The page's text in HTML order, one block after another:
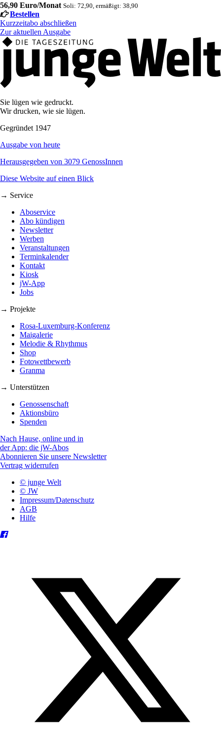
56,90 Euro/Monat Soli: 72,90, ermäßigt: 38,90
Bestellen
Kurzzeitabo abschließen
Zur aktuellen Ausgabe
Sie lügen wie gedruckt.
Wir drucken, wie sie lügen.
Gegründet 1947
Ausgabe von heute
Herausgegeben von 3079 GenossInnen
Diese Website auf einen Blick
→ Service
Aboservice
Abo kündigen
Newsletter
Werben
Veranstaltungen
Terminkalender
Kontakt
Kiosk
jW-App
Jobs
→ Projekte
Rosa-Luxemburg-Konferenz
Maigalerie
Melodie & Rhythmus
Shop
Fotowettbewerb
Granma
→ Unterstützen
Genossenschaft
Aktionsbüro
Spenden
Nach Hause, online und in
der App: die jW-Abos
Abonnieren Sie unsere Newsletter
Vertrag widerrufen
© junge Welt
© JW
Impressum/Datenschutz
AGB
Hilfe